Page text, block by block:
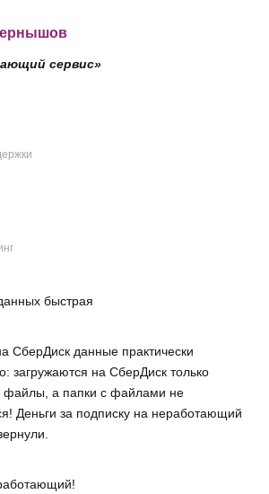
сервис»
быстрая
СберДиск данные практически
загружаются на СберДиск только
файлы, а папки с файлами не
Деньги за подписку на неработающий